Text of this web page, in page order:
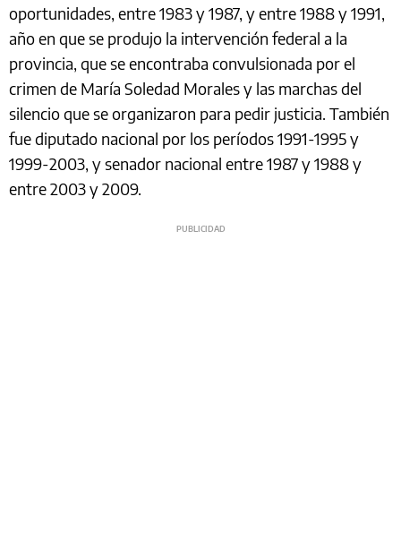
oportunidades, entre 1983 y 1987, y entre 1988 y 1991,
año en que se produjo la intervención federal a la
provincia, que se encontraba convulsionada por el
crimen de María Soledad Morales y las marchas del
silencio que se organizaron para pedir justicia. También
fue diputado nacional por los períodos 1991-1995 y
1999-2003, y senador nacional entre 1987 y 1988 y
entre 2003 y 2009.